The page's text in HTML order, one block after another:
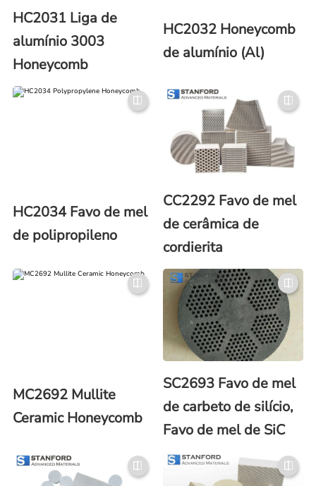
HC2031 Liga de
alumínio 3003
Honeycomb
HC2032 Honeycomb
de alumínio (Al)
HC2034 Favo de mel
de polipropileno
CC2292 Favo de mel
de cerâmica de
cordierita
MC2692 Mullite
Ceramic Honeycomb
SC2693 Favo de mel
de carbeto de silício,
Favo de mel de SiC